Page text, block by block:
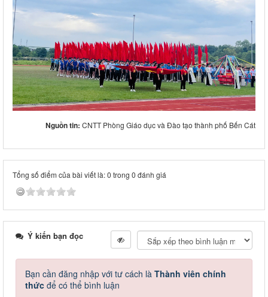
Nguồn tin: CNTT Phòng Giáo dục và Đào tạo thành phố Bến Cát
Tổng số điểm của bài viết là: 0 trong 0 đánh giá
Ý kiến bạn đọc
Bạn cần đăng nhập với tư cách là Thành viên chính
thức để có thể bình luận